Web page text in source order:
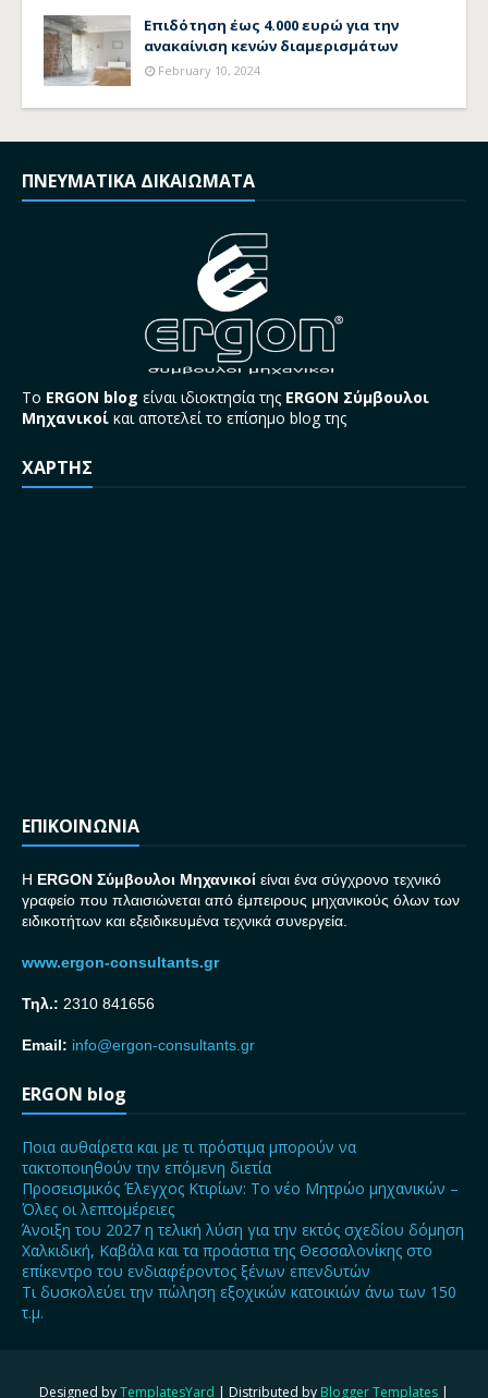
Επιδότηση έως 4.000 ευρώ για την
ανακαίνιση κενών διαμερισμάτων
February 10, 2024
ΠΝΕΥΜΑΤΙΚΑ ΔΙΚΑΙΩΜΑΤΑ
Το ERGON blog είναι ιδιοκτησία της ERGON Σύμβουλοι
Μηχανικοί και αποτελεί το επίσημο blog της
ΧΑΡΤΗΣ
ΕΠΙΚΟΙΝΩΝΙΑ
H ERGON Σύμβουλοι Μηχανικοί είναι ένα σύγχρονο τεχνικό
γραφείο που πλαισιώνεται από έμπειρους μηχανικούς όλων των
ειδικοτήτων και εξειδικευμένα τεχνικά συνεργεία.
www.ergon-consultants.gr
Τηλ.: 2310 841656
Email: info@ergon-consultants.gr
ERGON blog
Ποια αυθαίρετα και με τι πρόστιμα μπορούν να
τακτοποιηθούν την επόμενη διετία
Προσεισμικός Έλεγχος Κτιρίων: Το νέο Μητρώο μηχανικών –
Όλες οι λεπτομέρειες
Άνοιξη του 2027 η τελική λύση για την εκτός σχεδίου δόμηση
Χαλκιδική, Καβάλα και τα προάστια της Θεσσαλονίκης στο
επίκεντρο του ενδιαφέροντος ξένων επενδυτών
Τι δυσκολεύει την πώληση εξοχικών κατοικιών άνω των 150
τ.μ.
Designed byTemplatesYard | Distributed by Blogger Templates |